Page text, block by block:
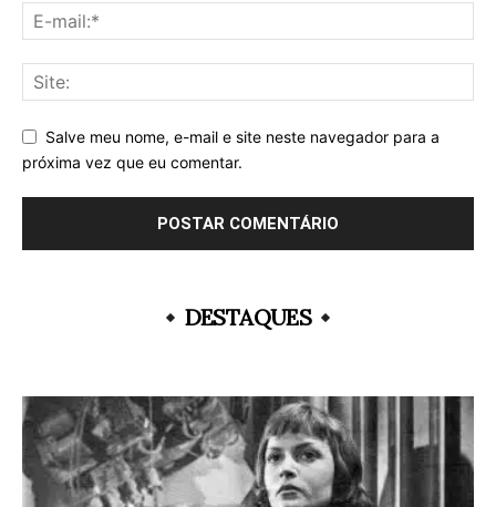
Salve meu nome, e-mail e site neste navegador para a
próxima vez que eu comentar.
DESTAQUES